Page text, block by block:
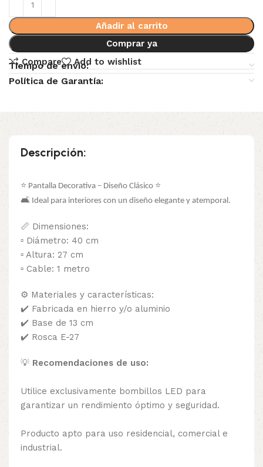
Añadir al carrito
Comprar ya
Compare
Add to wishlist
Tiempo de envio:
Política de Garantía:
Descripción:
⭐ Pantalla Decorativa – Diseño Clásico ⭐
🛋 Ideal para interiores con un diseño elegante y atemporal.
📏 Dimensiones:
▫️ Diámetro: 40 cm
▫️ Altura: 27 cm
▫️ Cable: 1 metro
⚙ Materiales y características:
✔️ Fabricada en hierro y/o aluminio
✔️ Base de 13 cm
✔️ Rosca E-27
💡 Recomendaciones de uso:
Utilice exclusivamente bombillos LED para
garantizar un rendimiento óptimo y seguridad.
Producto apto para uso residencial, comercial e
industrial.